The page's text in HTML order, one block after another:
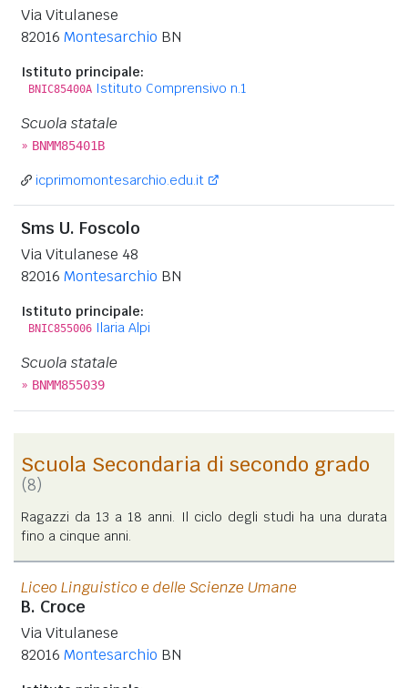
Via Vitulanese
82016 Montesarchio BN
Istituto principale:
BNIC85400A Istituto Comprensivo n.1
Scuola statale
» BNMM85401B
icprimomontesarchio.edu.it
Sms U. Foscolo
Via Vitulanese 48
82016 Montesarchio BN
Istituto principale:
BNIC855006 Ilaria Alpi
Scuola statale
» BNMM855039
Scuola Secondaria di secondo grado
(8)
Ragazzi da 13 a 18 anni. Il ciclo degli studi ha una durata
fino a cinque anni.
Liceo Linguistico e delle Scienze Umane
B. Croce
Via Vitulanese
82016 Montesarchio BN